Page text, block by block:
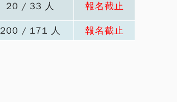
20 / 33 人 報名截止
200 / 171 人 報名截止